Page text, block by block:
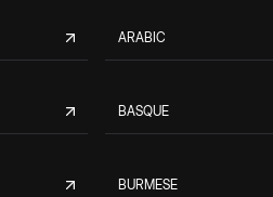
ARABIC
BASQUE
BURMESE